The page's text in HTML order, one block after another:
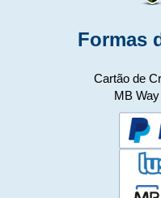
Formas
Cartão de
MB